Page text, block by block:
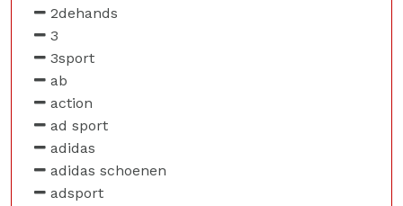
2dehands
3
3sport
ab
action
ad sport
adidas
adidas schoenen
adsport